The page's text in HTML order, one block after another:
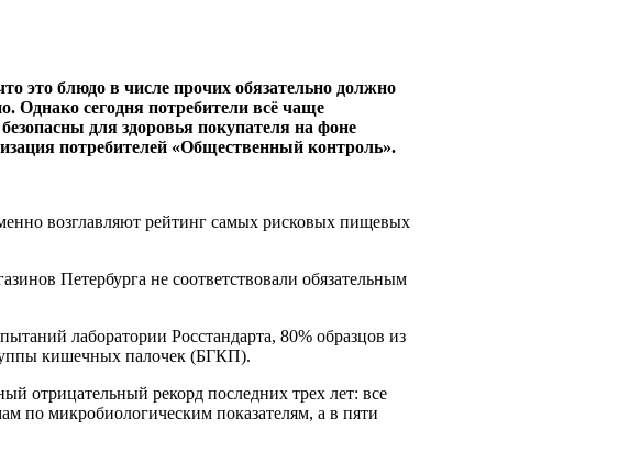
это блюдо в числе прочих обязательно должно
Однако сегодня потребители всё чаще
для здоровья покупателя на фоне
потребителей «Общественный контроль».
возглавляют рейтинг самых рисковых пищевых
Петербурга не соответствовали обязательным
лаборатории Росстандарта, 80% образцов из
кишечных палочек (БГКП).
отрицательный рекорд последних трех лет: все
по микробиологическим показателям, а в пяти